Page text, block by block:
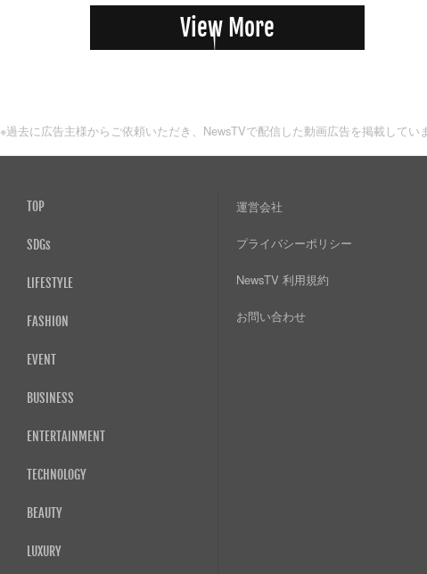
View More
※過去に広告主様からご依頼いただき、NewsTVで配信した動画広告を掲載していま
TOP
SDGs
LIFESTYLE
FASHION
EVENT
BUSINESS
ENTERTAINMENT
TECHNOLOGY
BEAUTY
LUXURY
運営会社
プライバシーポリシー
NewsTV 利用規約
お問い合わせ